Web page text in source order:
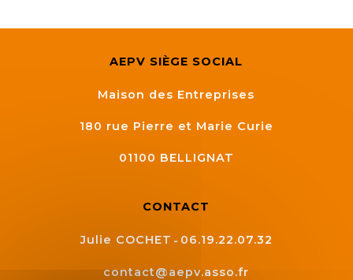
AEPV SIÈGE SOCIAL
Maison des Entreprises
180 rue Pierre et Marie Curie
01100 BELLIGNAT
CONTACT
Julie COCHET 06.19.22.07.32
contact@aepv.asso.fr